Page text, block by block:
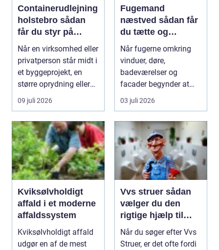
Containerudlejning
holstebro sådan
får du styr på
affald og materialer
Når en virksomhed eller
privatperson står midt i
et byggeprojekt, en
større oprydning eller
løbende ...
09 juli 2026
Fugemand
næstved sådan får
du tætte og
holdbare fuger
Når fugerne omkring
vinduer, døre,
badeværelser og
facader begynder at
slippe, kan det hurtigt
føre ...
03 juli 2026
Kviksølvholdigt
affald i et moderne
affaldssystem
Kviksølvholdigt affald
udgør en af de mest
Vvs struer sådan
vælger du den
rigtige hjælp til
dine installationer
Når du søger efter Vvs
Struer, er det ofte fordi